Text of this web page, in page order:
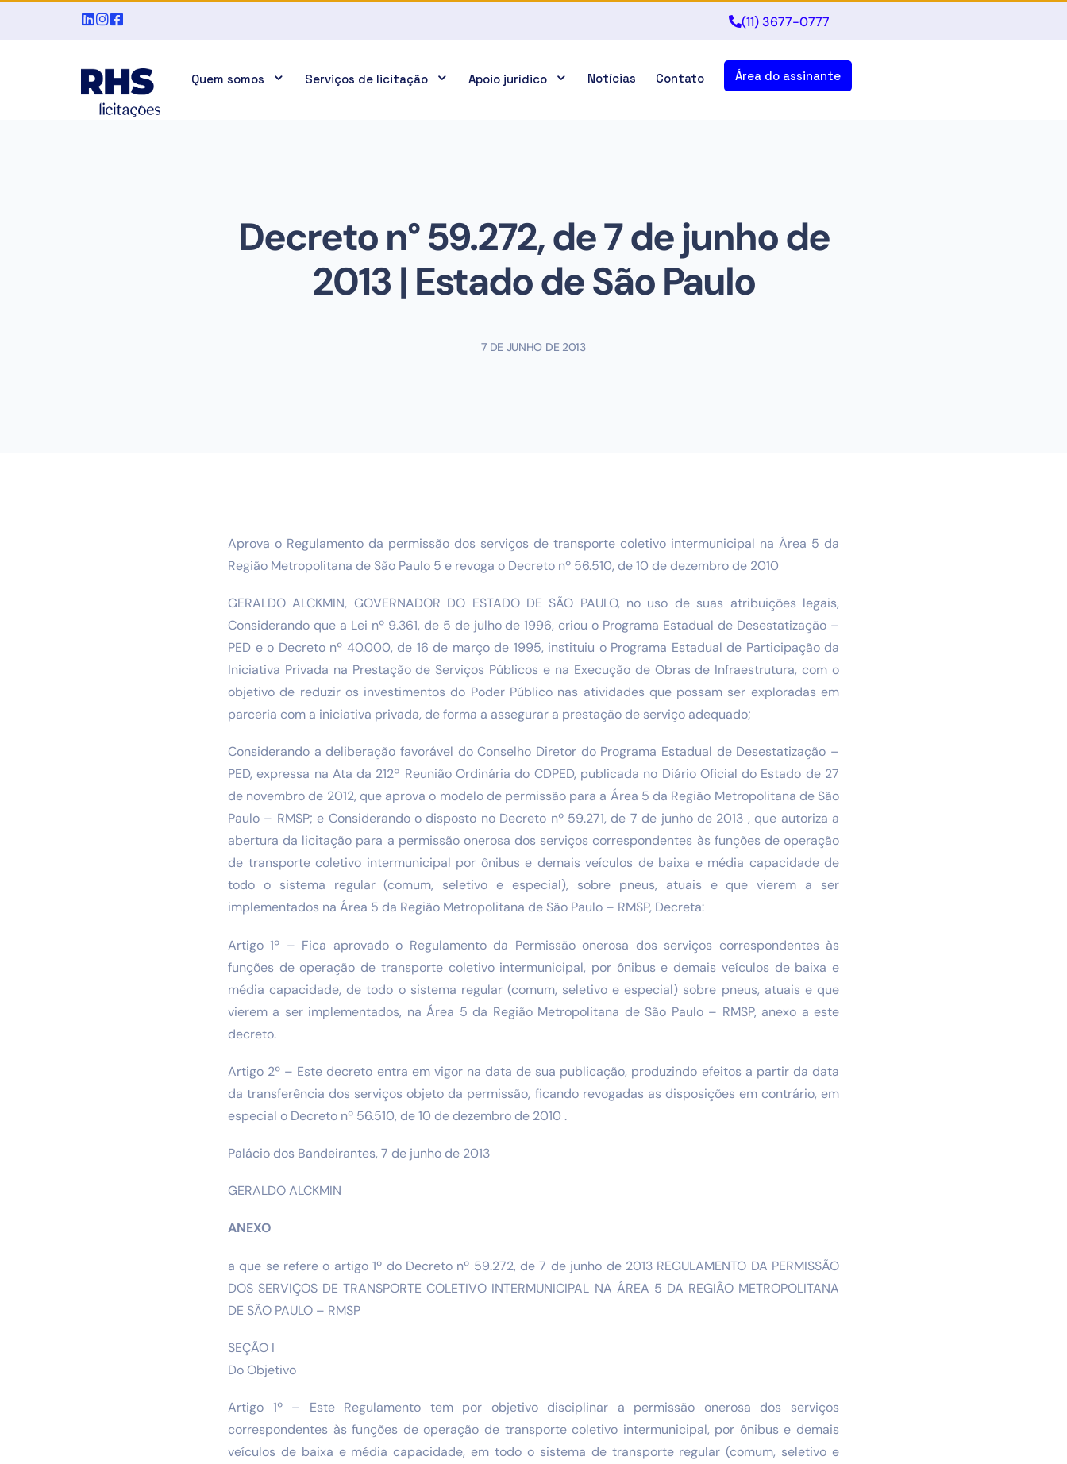
(11) 3677-0777
Quem somos Serviços de licitação Apoio jurídico Notícias Contato Área do assinante
Decreto n° 59.272, de 7 de junho de
2013 | Estado de São Paulo
7 DE JUNHO DE 2013
Aprova o Regulamento da permissão dos serviços de transporte coletivo intermunicipal na Área 5 da
Região Metropolitana de São Paulo 5 e revoga o Decreto nº 56.510, de 10 de dezembro de 2010
GERALDO ALCKMIN, GOVERNADOR DO ESTADO DE SÃO PAULO, no uso de suas atribuições legais,
Considerando que a Lei nº 9.361, de 5 de julho de 1996, criou o Programa Estadual de Desestatização –
PED e o Decreto nº 40.000, de 16 de março de 1995, instituiu o Programa Estadual de Participação da
Iniciativa Privada na Prestação de Serviços Públicos e na Execução de Obras de Infraestrutura, com o
objetivo de reduzir os investimentos do Poder Público nas atividades que possam ser exploradas em
parceria com a iniciativa privada, de forma a assegurar a prestação de serviço adequado;
Considerando a deliberação favorável do Conselho Diretor do Programa Estadual de Desestatização –
PED, expressa na Ata da 212ª Reunião Ordinária do CDPED, publicada no Diário Oficial do Estado de 27
de novembro de 2012, que aprova o modelo de permissão para a Área 5 da Região Metropolitana de São
Paulo – RMSP; e Considerando o disposto no Decreto nº 59.271, de 7 de junho de 2013 , que autoriza a
abertura da licitação para a permissão onerosa dos serviços correspondentes às funções de operação
de transporte coletivo intermunicipal por ônibus e demais veículos de baixa e média capacidade de
todo o sistema regular (comum, seletivo e especial), sobre pneus, atuais e que vierem a ser
implementados na Área 5 da Região Metropolitana de São Paulo – RMSP, Decreta:
Artigo 1º – Fica aprovado o Regulamento da Permissão onerosa dos serviços correspondentes às
funções de operação de transporte coletivo intermunicipal, por ônibus e demais veículos de baixa e
média capacidade, de todo o sistema regular (comum, seletivo e especial) sobre pneus, atuais e que
vierem a ser implementados, na Área 5 da Região Metropolitana de São Paulo – RMSP, anexo a este
decreto.
Artigo 2º – Este decreto entra em vigor na data de sua publicação, produzindo efeitos a partir da data
da transferência dos serviços objeto da permissão, ficando revogadas as disposições em contrário, em
especial o Decreto nº 56.510, de 10 de dezembro de 2010 .
Palácio dos Bandeirantes, 7 de junho de 2013
GERALDO ALCKMIN
ANEXO
a que se refere o artigo 1º do Decreto nº 59.272, de 7 de junho de 2013 REGULAMENTO DA PERMISSÃO
DOS SERVIÇOS DE TRANSPORTE COLETIVO INTERMUNICIPAL NA ÁREA 5 DA REGIÃO METROPOLITANA
DE SÃO PAULO – RMSP
SEÇÃO I
Do Objetivo
Artigo 1º – Este Regulamento tem por objetivo disciplinar a permissão onerosa dos serviços
correspondentes às funções de operação de transporte coletivo intermunicipal, por ônibus e demais
veículos de baixa e média capacidade, em todo o sistema de transporte regular (comum, seletivo e